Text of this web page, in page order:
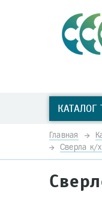
КАТАЛОГ
Главная
Сверла к/